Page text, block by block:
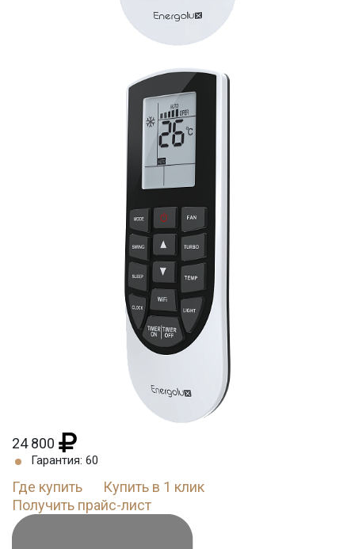
24 800
Гарантия: 60
Где купить
Купить в 1 клик
Получить прайс-лист